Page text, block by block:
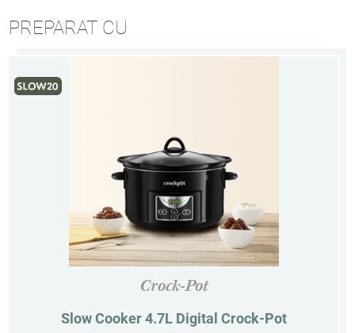
PREPARAT CU
Crock-Pot
Slow Cooker 4.7L Digital Crock-Pot